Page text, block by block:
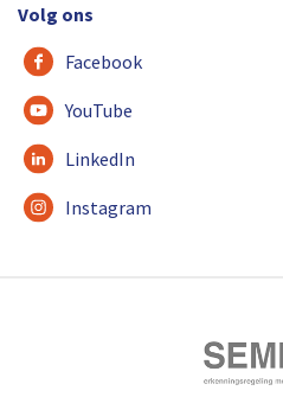
Volg ons
Facebook
YouTube
LinkedIn
Instagram